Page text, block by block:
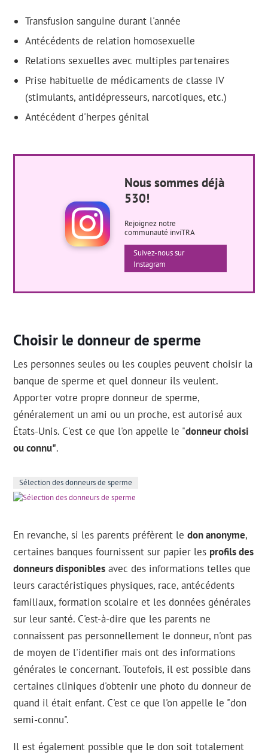
Transfusion sanguine durant l'année
Antécédents de relation homosexuelle
Relations sexuelles avec multiples partenaires
Prise habituelle de médicaments de classe IV
(stimulants, antidépresseurs, narcotiques, etc.)
Antécédent d'herpes génital
Nous sommes déjà
530!
Rejoignez notre
communauté inviTRA
Suivez-nous sur
Instagram
Choisir le donneur de sperme
Les personnes seules ou les couples peuvent choisir la
banque de sperme et quel donneur ils veulent.
Apporter votre propre donneur de sperme,
généralement un ami ou un proche, est autorisé aux
États-Unis. C'est ce que l'on appelle le "donneur choisi
ou connu".
Sélection des donneurs de sperme
En revanche, si les parents préfèrent ledon anonyme,
certaines banques fournissent sur papier les profils des
donneurs disponibles avec des informations telles que
leurs caractéristiques physiques, race, antécédents
familiaux, formation scolaire et les données générales
sur leur santé. C'est-à-dire que les parents ne
connaissent pas personnellement le donneur, n'ont pas
de moyen de l'identifier mais ont des informations
générales le concernant. Toutefois, il est possible dans
certaines cliniques d'obtenir une photo du donneur de
quand il était enfant. C'est ce que l'on appelle le "don
semi-connu".
Il est également possible que le don soit totalement